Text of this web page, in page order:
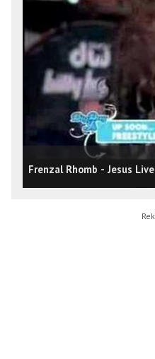
Frenzal Rhomb - Jesus Live